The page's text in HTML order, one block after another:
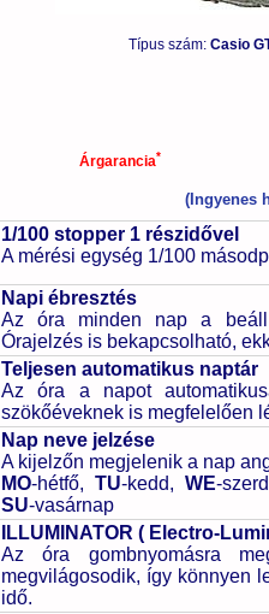
Típus szám: Casio
Árgarancia*
(Ingyenes
1/100 stopper 1 részidővel
A mérési egység 1/100
Napi ébresztés
Az óra minden nap a
Órajelzés is bekapcsolható,
Teljesen automatikus naptár
Az óra a napot
szökőéveknek is megfelelően
Nap neve jelzése
A kijelzőn megjelenik a nap
MO-hétfő,TU-kedd,WE-
SU-vasárnap
ILLUMINATOR ( Electro-
Az óra gombnyomásra
megvilágosodik, így könnyen
idő.